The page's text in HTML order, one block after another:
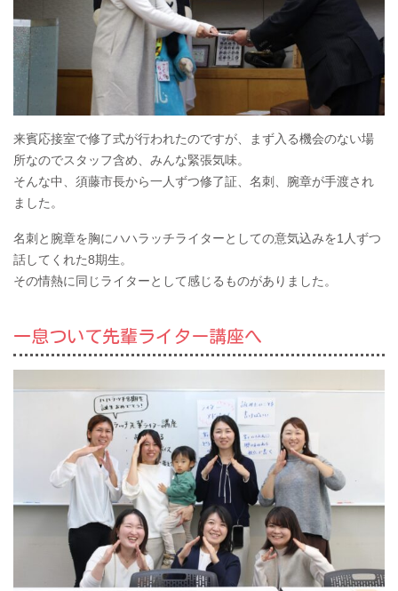
来賓応接室で修了式が行われたのですが、まず入る機会のない場
所なのでスタッフ含め、みんな緊張気味。
そんな中、須藤市長から一人ずつ修了証、名刺、腕章が手渡され
ました。
名刺と腕章を胸にハハラッチライターとしての意気込みを1人ずつ
話してくれた8期生。
その情熱に同じライターとして感じるものがありました。
一息ついて先輩ライター講座へ